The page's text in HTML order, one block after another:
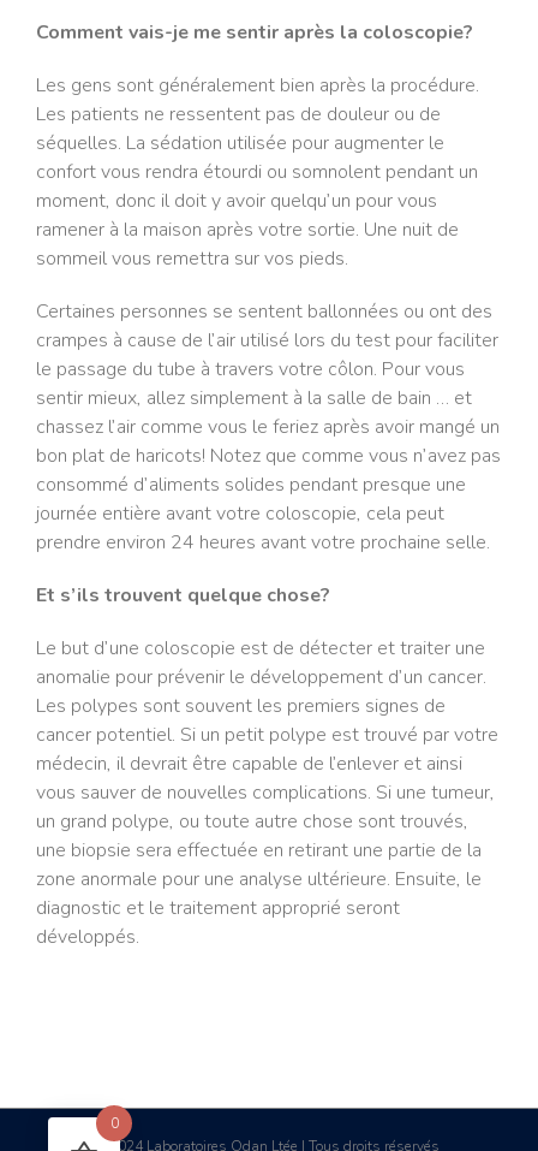
Comment vais-je me sentir après la coloscopie?
Les gens sont généralement bien après la procédure.
Les patients ne ressentent pas de douleur ou de
séquelles. La sédation utilisée pour augmenter le
confort vous rendra étourdi ou somnolent pendant un
moment, donc il doit y avoir quelqu’un pour vous
ramener à la maison après votre sortie. Une nuit de
sommeil vous remettra sur vos pieds.
Certaines personnes se sentent ballonnées ou ont des
crampes à cause de l’air utilisé lors du test pour faciliter
le passage du tube à travers votre côlon. Pour vous
sentir mieux, allez simplement à la salle de bain … et
chassez l’air comme vous le feriez après avoir mangé un
bon plat de haricots! Notez que comme vous n’avez pas
consommé d’aliments solides pendant presque une
journée entière avant votre coloscopie, cela peut
prendre environ 24 heures avant votre prochaine selle.
Et s’ils trouvent quelque chose?
Le but d’une coloscopie est de détecter et traiter une
anomalie pour prévenir le développement d’un cancer.
Les polypes sont souvent les premiers signes de
cancer potentiel. Si un petit polype est trouvé par votre
médecin, il devrait être capable de l’enlever et ainsi
vous sauver de nouvelles complications. Si une tumeur,
un grand polype, ou toute autre chose sont trouvés,
une biopsie sera effectuée en retirant une partie de la
zone anormale pour une analyse ultérieure. Ensuite, le
diagnostic et le traitement approprié seront
développés.
2024 Laboratoires Odan Ltée | Tous droits réservés
0